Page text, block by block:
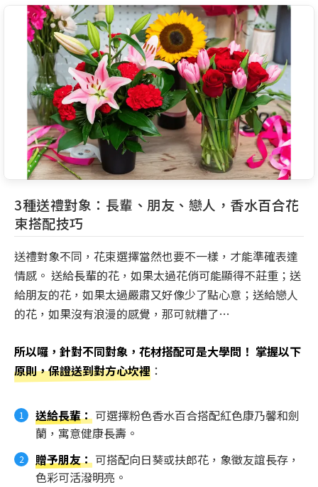
3種送禮對象：長輩、朋友、戀人，香水百合花
束搭配技巧
送禮對象不同，花束選擇當然也要不一樣，才能準確表達
情感。 送給長輩的花，如果太過花俏可能顯得不莊重；送
給朋友的花，如果太過嚴肅又好像少了點心意；送給戀人
的花，如果沒有浪漫的感覺，那可就糟了…
所以囉，針對不同對象，花材搭配可是大學問！ 掌握以下
原則，保證送到對方心坎裡 ：
送給長輩： 可選擇粉色香水百合搭配紅色康乃馨和劍
蘭，寓意健康長壽。
贈予朋友： 可搭配向日葵或扶郎花，象徵友誼長存，
色彩可活潑明亮。